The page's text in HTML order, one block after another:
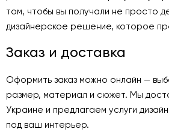
том, чтобы вы получали не просто
дизайнерское решение, которое
Заказ и доставка
Оформить заказ можно онлайн —
размер, материал и сюжет. Мы
Украине и предлагаем услуги
под ваш интерьер.